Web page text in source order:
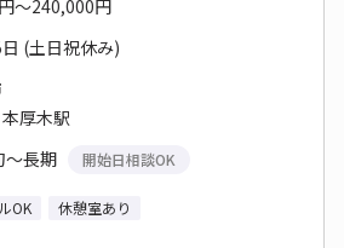
～240,000円
(土日祝休み)
厚木駅
～長期
開始日相談OK
OK 休憩室あり